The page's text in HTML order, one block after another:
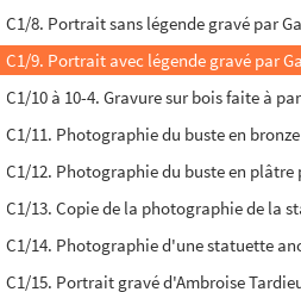
C1/8. Portrait sans légende gravé par
C1/9. Portrait avec légende gravé par
C1/10 à 10-4. Gravure sur bois faite à
C1/11. Photographie du buste en
C1/12. Photographie du buste en
C1/13. Copie de la photographie de la
C1/14. Photographie d'une statuette
C1/15. Portrait gravé d'Ambroise